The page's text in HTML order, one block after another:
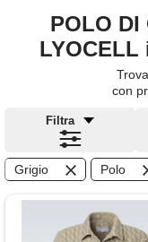
POLO DI COLORE GRIGIO IN
LYOCELL
con
Filtra
Grigio Polo